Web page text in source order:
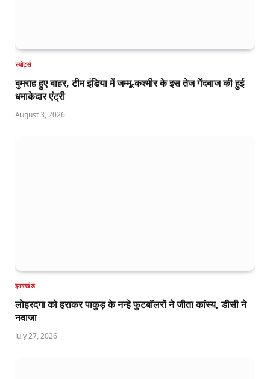
स्पोर्ट्स
बुमराह हुए बाहर, टीम इंडिया में जम्मू-कश्मीर के इस तेज गेंदबाज की हुई
धमाकेदार एंट्री
August 3, 2026
झारखंड
लोहरदगा को हराकर पाकुड़ के नन्हे फुटबॉलरों ने जीता कांस्य, डीसी ने
नवाजा
July 27, 2026